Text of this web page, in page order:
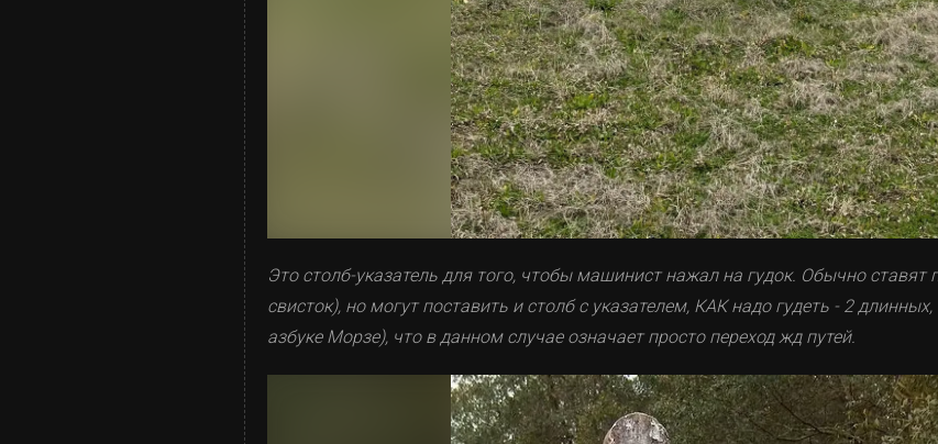
Это столб-указатель для того, чтобы машинист нажал на гудок. Обычно ставят
свисток), но могут поставить и столб с указателем, КАК надо гудеть - 2
азбуке Морзе), что в данном случае означает просто переход жд путей.